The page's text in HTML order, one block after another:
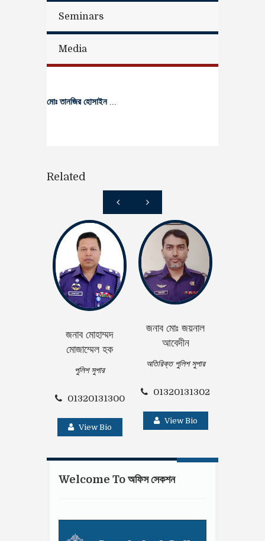
Seminars
Media
মোঃ তানজির হোসাইন...
Related
জনাব মোহাম্মদ
মোজাম্মেল হক
পুলিশ সুপার
01320131300
View Bio
জনাব মোঃ জয়নাল
আবেদীন
অতিরিক্ত পুলিশ সুপার
01320131302
View Bio
Welcome To অফিস সেকশন